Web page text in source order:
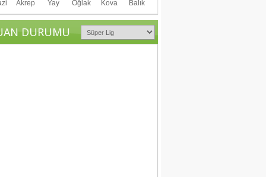
Akrep Yay Oğlak Kova Balık
DURUMU